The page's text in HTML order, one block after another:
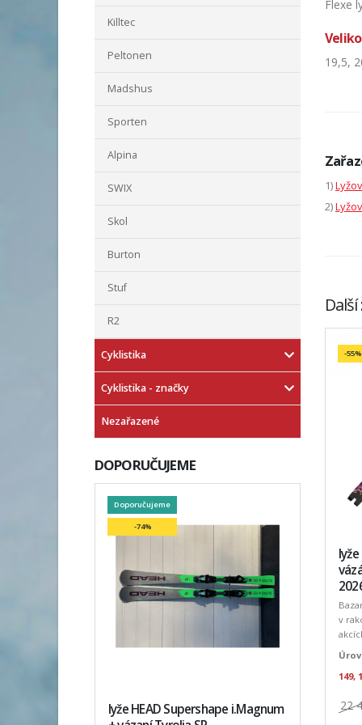
Killtec
Peltonen
Madshus
Sporten
Alpina
SWIX
Skol
Burton
Stuf
R2
Cyklistika
Cyklistika - značky
Nezařazené
DOPORUČUJEME
Doporučujeme
-74%
lyže HEAD Supershape i.Magnum
Flexe
19,5,
1)
2)
Další
-55%
v
149,
22